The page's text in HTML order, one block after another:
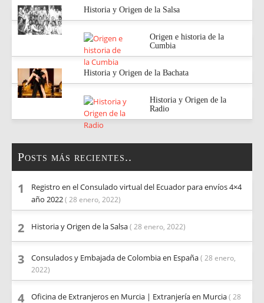
Historia y Origen de la Salsa
Origen e historia de la
Cumbia
Historia y Origen de la Bachata
Historia y Origen de la
Radio
Posts más recientes..
Registro en el Consulado virtual del Ecuador para envíos 4×4
año 2022( 28 enero, 2022)
Historia y Origen de la Salsa( 28 enero, 2022)
Consulados y Embajada de Colombia en España( 28 enero,
2022)
Oficina de Extranjeros en Murcia | Extranjería en Murcia( 28